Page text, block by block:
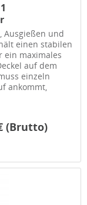
Ausgießen und
einen stabilen
ein maximales
auf dem
einzeln
ankommt,
(Brutto)